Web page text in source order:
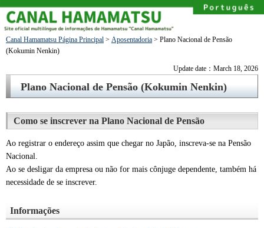
Canal Hamamatsu Página Principal > Aposentadoria > Plano Nacional de Pensão
(Kokumin Nenkin)
Update date：March 18, 2026
Plano Nacional de Pensão (Kokumin Nenkin)
Como se inscrever na Plano Nacional de Pensão
Ao registrar o endereço assim que chegar no Japão, inscreva-se na Pensão
Nacional.
Ao se desligar da empresa ou não for mais cônjuge dependente, também há
necessidade de se inscrever.
Informações